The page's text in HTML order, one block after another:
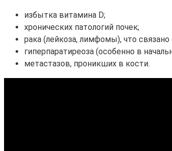
избытка витамина D;
хронических патологий почек;
рака (лейкоза, лимфомы), что
гиперпаратиреоза (особенно в
метастазов, проникших в кости.